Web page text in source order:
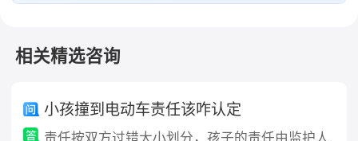
相关精选咨询
小孩撞到电动车责任该咋认定
责任按双方过错大小划分，孩子的责任由监护人